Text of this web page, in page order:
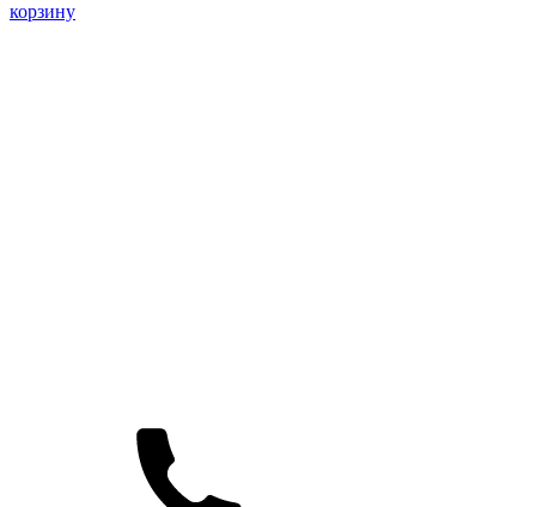
корзину